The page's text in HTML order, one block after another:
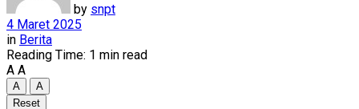
by snpt
4 Maret 2025
in Berita
Reading Time: 1 min read
A A
A
A
Reset